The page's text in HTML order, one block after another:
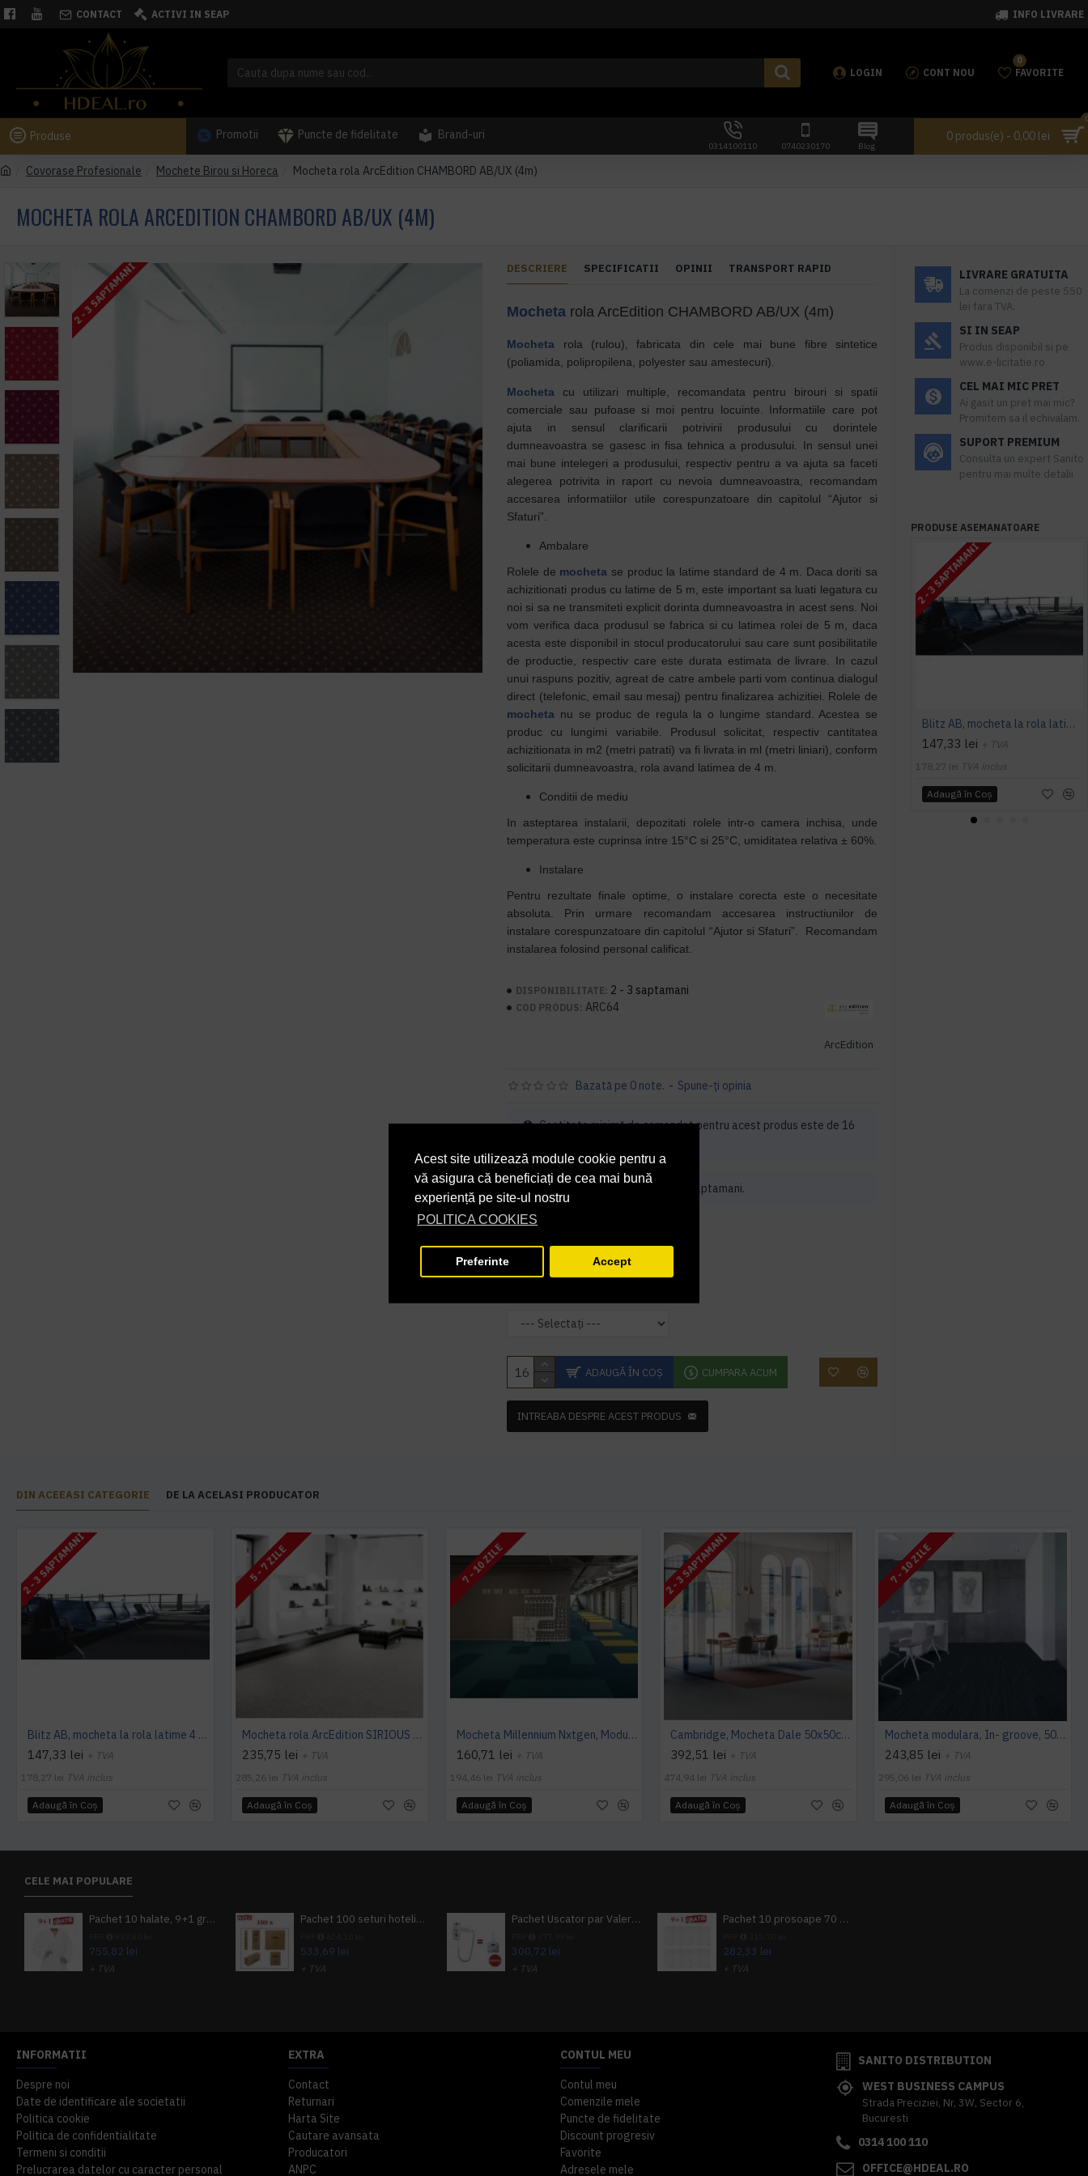
Acest site utilizează module cookie pentru a
vă asigura că beneficiați de cea mai bună
experiență pe site-ul nostru
POLITICA COOKIES
Preferinte Accept
CONTACT ACTIVI IN SEAP INFO LIVRARE
LOGIN CONT NOU FAVORITE
0
Produse Promotii Puncte de fidelitate Brand-uri
0314100110 0740230170 Blog
0 produs(e) - 0,00 lei
Covorase Profesionale Mochete Birou si Horeca Mocheta rola ArcEdition CHAMBORD AB/UX (4m)
MOCHETA ROLA ARCEDITION CHAMBORD AB/UX (4M)
2 - 3 SAPTAMANI DESCRIERE SPECIFICATII OPINII TRANSPORT RAPID
Mocheta rola ArcEdition CHAMBORD AB/UX (4m)
Mocheta rola (rulou), fabricata din cele mai bune fibre sintetice
(poliamida, polipropilena, polyester sau amestecuri).
Mocheta cu utilizari multiple, recomandata pentru birouri si spatii
comerciale sau pufoase si moi pentru locuinte. Informatiile care pot
ajuta in sensul clarificarii potrivirii produsului cu dorintele
dumneavoastra se gasesc in fisa tehnica a produsului. In sensul unei
mai bune intelegeri a produsului, respectiv pentru a va ajuta sa faceti
alegerea potrivita in raport cu nevoia dumneavoastra, recomandam
accesarea informatiilor utile corespunzatoare din capitolul “Ajutor si
Sfaturi”.
Ambalare
Rolele de mocheta se produc la latime standard de 4 m. Daca doriti sa
achizitionati produs cu latime de 5 m, este important sa luati legatura cu
noi si sa ne transmiteti explicit dorinta dumneavoastra in acest sens. Noi
vom verifica daca produsul se fabrica si cu latimea rolei de 5 m, daca
acesta este disponibil in stocul producatorului sau care sunt posibilitatile
de productie, respectiv care este durata estimata de livrare. In cazul
unui raspuns pozitiv, agreat de catre ambele parti vom continua dialogul
direct (telefonic, email sau mesaj) pentru finalizarea achizitiei. Rolele de
mocheta nu se produc de regula la o lungime standard. Acestea se
produc cu lungimi variabile. Produsul solicitat, respectiv cantitatea
achizitionata in m2 (metri patrati) va fi livrata in ml (metri liniari), conform
solicitarii dumneavoastra, rola avand latimea de 4 m.
Conditii de mediu
In asteptarea instalarii, depozitati rolele intr-o camera inchisa, unde
temperatura este cuprinsa intre 15°C si 25°C, umiditatea relativa ± 60%.
Instalare
Pentru rezultate finale optime, o instalare corecta este o necesitate
absoluta. Prin urmare recomandam accesarea instructiunilor de
instalare corespunzatoare din capitolul “Ajutor si Sfaturi”. Recomandam
instalarea folosind personal calificat.
DISPONIBILITATE: 2 - 3 saptamani
COD PRODUS: ARC64
ArcEdition
Acest produs iti va fi livrat in 2 - 3 saptamani.
Bazată pe 0 note. - Spune-ţi opinia
112,00 lei
135,52 lei TVA inclus
ADAUGĂ ÎN COŞ CUMPARA ACUM
Cantitate minimă de comandat pentru acest produs este de 16
INTREABA DESPRE ACEST PRODUS
LIVRARE GRATUITA
La comenzi de peste 550
lei fara TVA.
SI IN SEAP
Produs disponibil si pe
www.e-licitatie.ro
CEL MAI MIC PRET
Ai gasit un pret mai mic?
Promitem sa il echivalam.
SUPORT PREMIUM
Consulta un expert Sanito
pentru mai multe detalii
PRODUSE ASEMANATOARE
2 - 3 SAPTAMANI
Blitz AB, mocheta la rola latime 4 m, Balta Industries
147,33 lei + TVA
178,27 lei TVA inclus
Adaugă în Coş
DIN ACEEASI CATEGORIE DE LA ACELASI PRODUCATOR
2 - 3 SAPTAMANI
Blitz AB, mocheta la rola latime 4 m, Balta Industries
147,33 lei + TVA
178,27 lei TVA inclus
Adaugă în Coş
5 - 7 ZILE
Mocheta rola ArcEdition SIRIOUS AB
235,75 lei + TVA
285,26 lei TVA inclus
Adaugă în Coş
7 - 10 ZILE
Mocheta Millennium Nxtgen, Modulyss
160,71 lei + TVA
194,46 lei TVA inclus
Adaugă în Coş
2 - 3 SAPTAMANI
Cambridge, Mocheta Dale 50x50cm, Modulyss
392,51 lei + TVA
474,94 lei TVA inclus
Adaugă în Coş
7 - 10 ZILE
Mocheta modulara, In- groove, 50 x 50 cm, Modulyss
243,85 lei + TVA
295,06 lei TVA inclus
Adaugă în Coş
CELE MAI POPULARE
Pachet 10 halate, 9+1 gratuit
755,82 lei
+ TVA
Pachet 100 seturi hoteliere, set dentar, set barbierit, casca de dus, pila unghii, set cusut
533,69 lei
+ TVA
Pachet Uscator par Valera Action Super Plus + GRATUIT Sampon si gel de dus Tork
300,72 lei
+ TVA
Pachet 10 prosoape 70 x 140cm 9 + 1 gratuit
282,33 lei
+ TVA
INFORMATII
Despre noi
Date de identificare ale societatii
Politica cookie
Politica de confidentialitate
Termeni si conditii
Prelucrarea datelor cu caracter personal
EXTRA
Contact
Returnari
Harta Site
Cautare avansata
Producatori
ANPC
CONTUL MEU
Contul meu
Comenzile mele
Puncte de fidelitate
Discount progresiv
Favorite
Adresele mele
SANITO DISTRIBUTION
WEST BUSINESS CAMPUS
Strada Preciziei, Nr, 3W, Sector 6,
Bucuresti
0314 100 110
OFFICE@HDEAL.RO